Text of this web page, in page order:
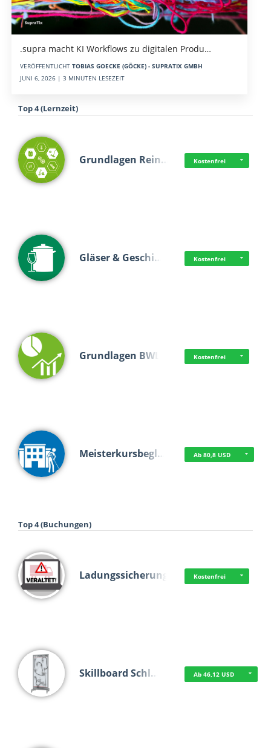
.supra macht KI Workflows zu digitalen Produ…
VERÖFFENTLICHT TOBIAS GOECKE (GÖCKE) - SUPRATIX GMBH
JUNI 6, 2026 | 3 MINUTEN LESEZEIT
Top 4 (Lernzeit)
Grundlagen Rein… Kostenfrei
Gläser & Geschi… Kostenfrei
Grundlagen BWL Kostenfrei
Meisterkursbegl… Ab 80,8 USD
Top 4 (Buchungen)
Ladungssicherung Kostenfrei
Skillboard Schl… Ab 46,12 USD